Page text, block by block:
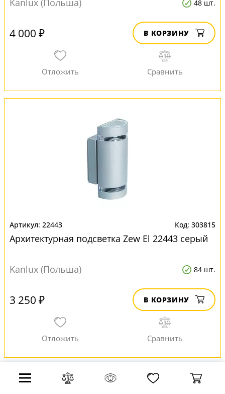
Kanlux (Польша) 48 шт.
4 000 ₽ В КОРЗИНУ
22443 303815
Архитектурная подсветка Zew El 22443 серый
Kanlux (Польша) 84 шт.
3 250 ₽ В КОРЗИНУ
-35%